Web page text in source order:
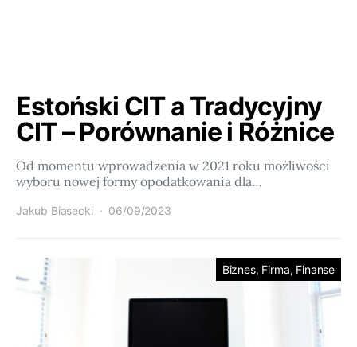
Estoński CIT a Tradycyjny
CIT – Porównanie i Różnice
Od momentu wprowadzenia w 2021 roku możliwości
wyboru nowej formy opodatkowania dla…
Jakub Biasecki 06/09/2023
Biznes, Firma, Finanse